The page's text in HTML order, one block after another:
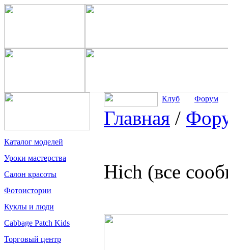
Каталог моделей
Уроки мастерства
Салон красоты
Фотоистории
Куклы и люди
Cabbage Patch Kids
Торговый центр
Клуб Форум
Главная /
Hich (все